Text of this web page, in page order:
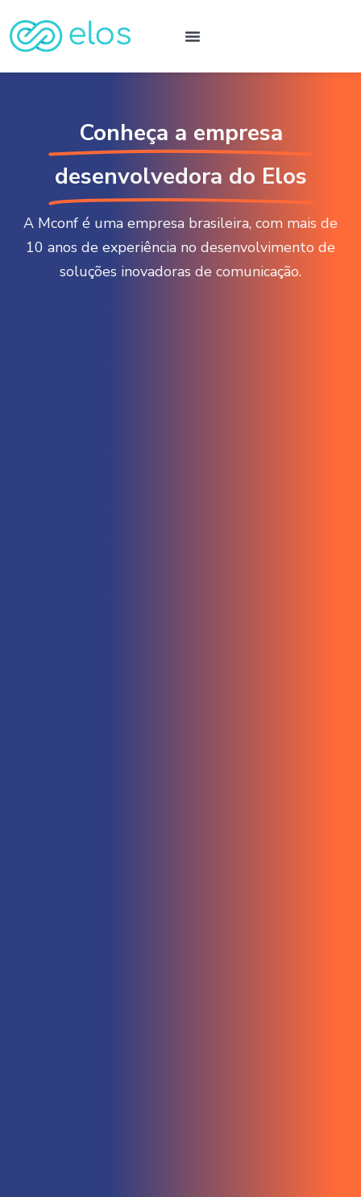
Conheça a empresa
desenvolvedora do Elos
A Mconf é uma empresa brasileira, com mais de
10 anos de experiência no desenvolvimento de
soluções inovadoras de comunicação.